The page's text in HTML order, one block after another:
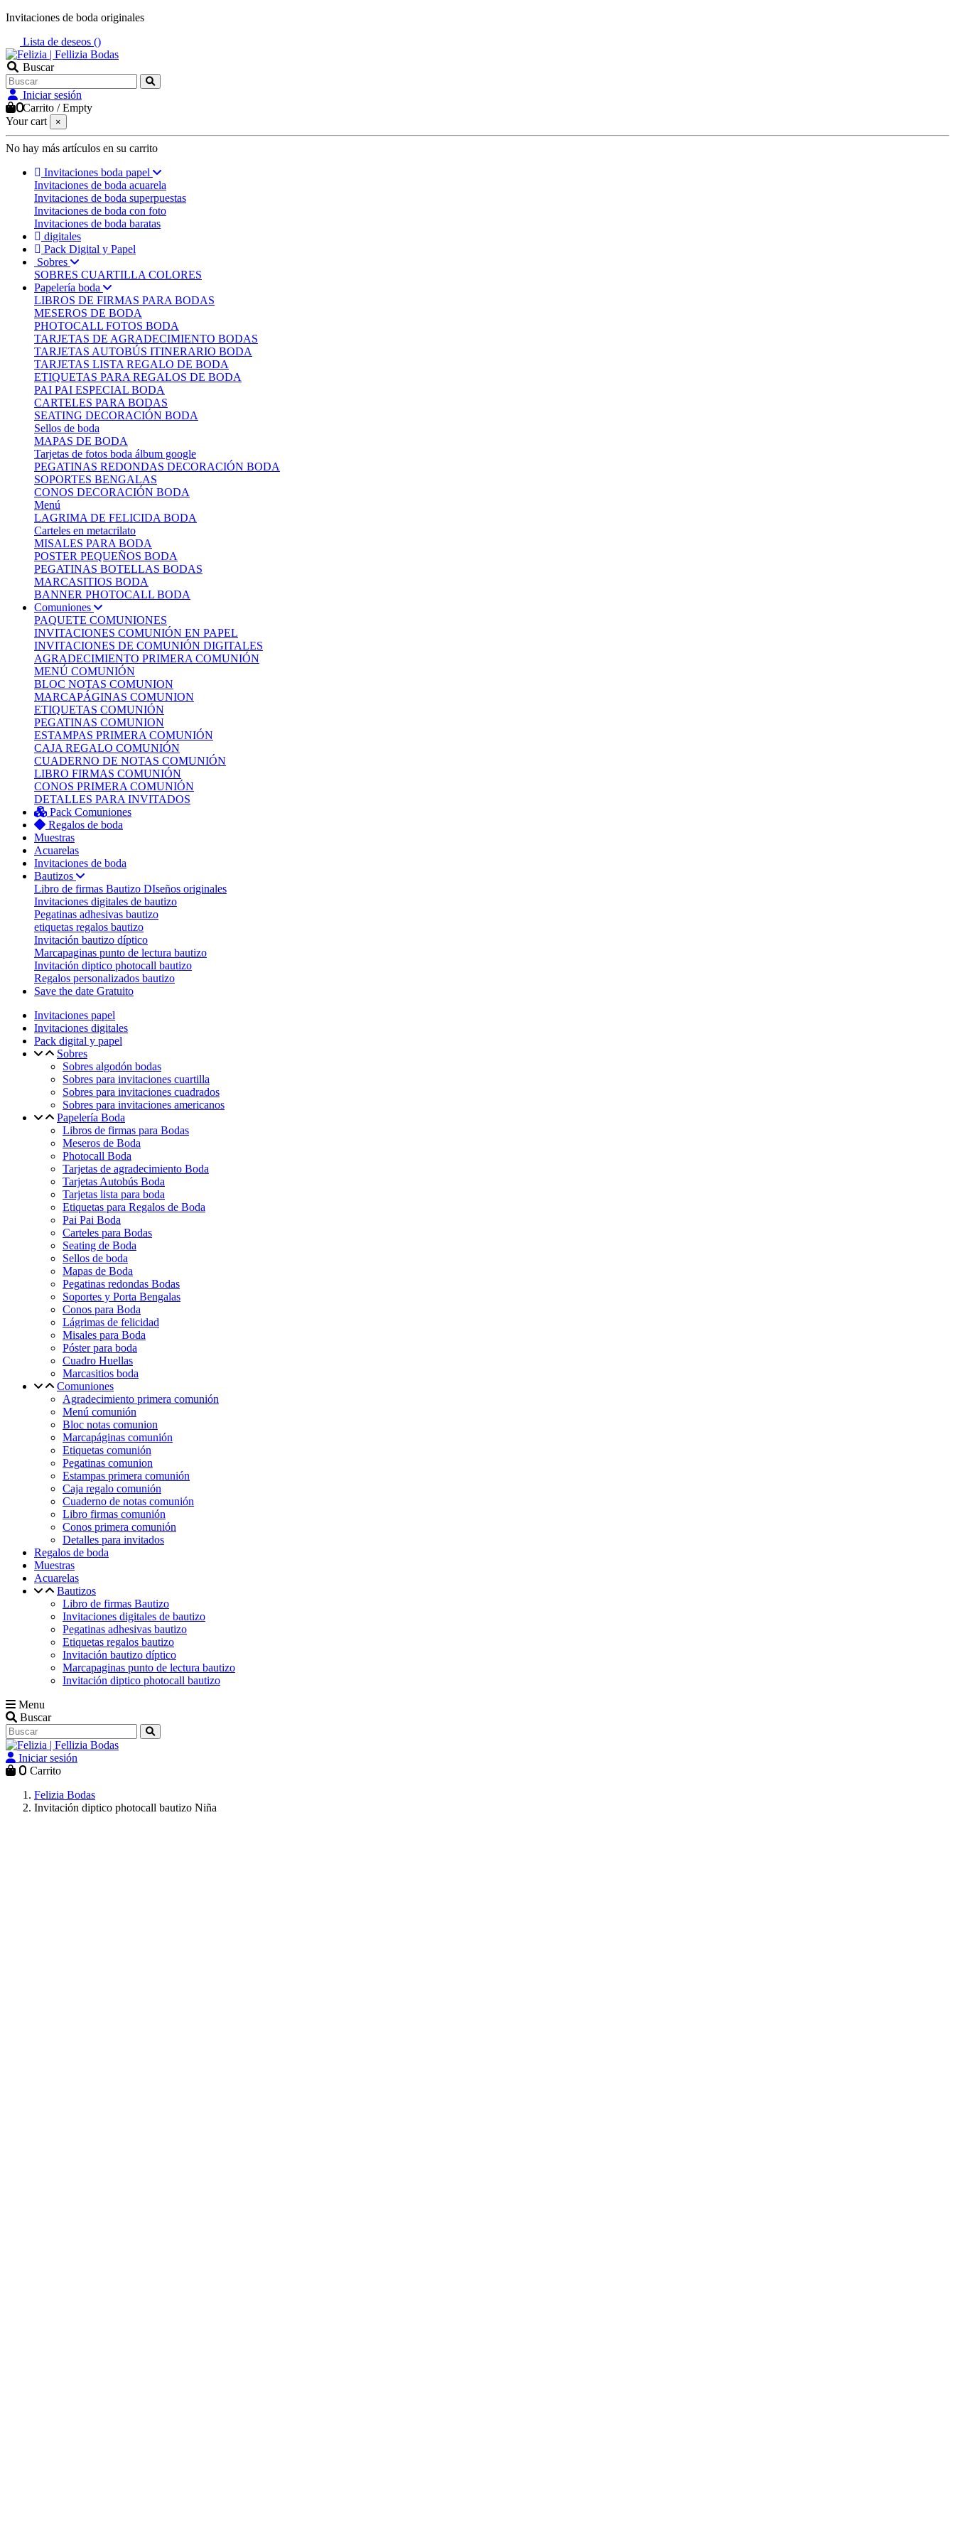
Invitaciones de boda originales
Lista de deseos ()
Buscar
Iniciar sesión
0Carrito /Empty
Your cart
×
No hay más artículos en su carrito
Invitaciones boda papel
Invitaciones de boda acuarela
Invitaciones de boda superpuestas
Invitaciones de boda con foto
Invitaciones de boda baratas
digitales
Pack Digital y Papel
Sobres
SOBRES CUARTILLA COLORES
Papelería boda
LIBROS DE FIRMAS PARA BODAS
MESEROS DE BODA
PHOTOCALL FOTOS BODA
TARJETAS DE AGRADECIMIENTO BODAS
TARJETAS AUTOBÚS ITINERARIO BODA
TARJETAS LISTA REGALO DE BODA
ETIQUETAS PARA REGALOS DE BODA
PAI PAI ESPECIAL BODA
CARTELES PARA BODAS
SEATING DECORACIÓN BODA
Sellos de boda
MAPAS DE BODA
Tarjetas de fotos boda álbum google
PEGATINAS REDONDAS DECORACIÓN BODA
SOPORTES BENGALAS
CONOS DECORACIÓN BODA
Menú
LAGRIMA DE FELICIDA BODA
Carteles en metacrilato
MISALES PARA BODA
POSTER PEQUEÑOS BODA
PEGATINAS BOTELLAS BODAS
MARCASITIOS BODA
BANNER PHOTOCALL BODA
Comuniones
PAQUETE COMUNIONES
INVITACIONES COMUNIÓN EN PAPEL
INVITACIONES DE COMUNIÓN DIGITALES
AGRADECIMIENTO PRIMERA COMUNIÓN
MENÚ COMUNIÓN
BLOC NOTAS COMUNION
MARCAPÁGINAS COMUNION
ETIQUETAS COMUNIÓN
PEGATINAS COMUNION
ESTAMPAS PRIMERA COMUNIÓN
CAJA REGALO COMUNIÓN
CUADERNO DE NOTAS COMUNIÓN
LIBRO FIRMAS COMUNIÓN
CONOS PRIMERA COMUNIÓN
DETALLES PARA INVITADOS
Pack Comuniones
Regalos de boda
Muestras
Acuarelas
Invitaciones de boda
Bautizos
Libro de firmas Bautizo DIseños originales
Invitaciones digitales de bautizo
Pegatinas adhesivas bautizo
etiquetas regalos bautizo
Invitación bautizo díptico
Marcapaginas punto de lectura bautizo
Invitación diptico photocall bautizo
Regalos personalizados bautizo
Save the date Gratuito
Invitaciones papel
Invitaciones digitales
Pack digital y papel
Sobres
Sobres algodón bodas
Sobres para invitaciones cuartilla
Sobres para invitaciones cuadrados
Sobres para invitaciones americanos
Papelería Boda
Libros de firmas para Bodas
Meseros de Boda
Photocall Boda
Tarjetas de agradecimiento Boda
Tarjetas Autobús Boda
Tarjetas lista para boda
Etiquetas para Regalos de Boda
Pai Pai Boda
Carteles para Bodas
Seating de Boda
Sellos de boda
Mapas de Boda
Pegatinas redondas Bodas
Soportes y Porta Bengalas
Conos para Boda
Lágrimas de felicidad
Misales para Boda
Póster para boda
Cuadro Huellas
Marcasitios boda
Comuniones
Agradecimiento primera comunión
Menú comunión
Bloc notas comunion
Marcapáginas comunión
Etiquetas comunión
Pegatinas comunion
Estampas primera comunión
Caja regalo comunión
Cuaderno de notas comunión
Libro firmas comunión
Conos primera comunión
Detalles para invitados
Regalos de boda
Muestras
Acuarelas
Bautizos
Libro de firmas Bautizo
Invitaciones digitales de bautizo
Pegatinas adhesivas bautizo
Etiquetas regalos bautizo
Invitación bautizo díptico
Marcapaginas punto de lectura bautizo
Invitación diptico photocall bautizo
Menu
Buscar
Iniciar sesión
0 Carrito
Felizia Bodas
Invitación diptico photocall bautizo Niña